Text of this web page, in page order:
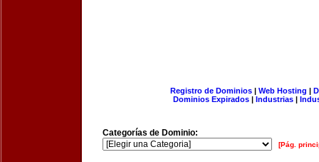
Registro de Dominios| Web Hosting |
Dominios Expirados | Industrias |
Categorías de Dominio:
[Pág.